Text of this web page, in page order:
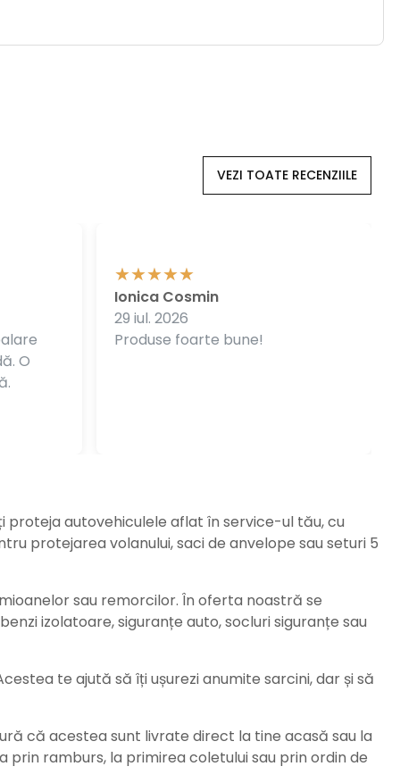
VEZI TOATE RECENZIILE
O
Produse foarte bune!
Ionica Cosmin
29 iul. 2026
proteja autovehiculele aflat în service-ul tău, cu
protejarea volanului, saci de anvelope sau seturi 5
sau remorcilor. În oferta noastră se
izolatoare, siguranțe auto, socluri siguranțe sau
te ajută să îți ușurezi anumite sarcini, dar și să
că acestea sunt livrate direct la tine acasă sau la
ramburs, la primirea coletului sau prin ordin de